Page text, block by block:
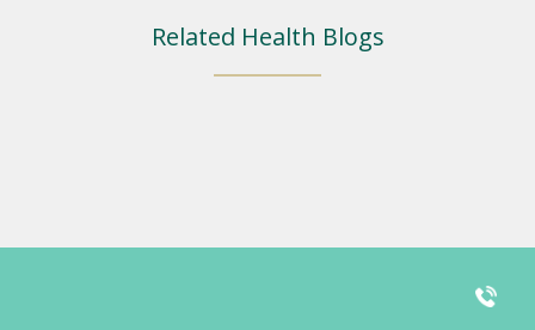
Related Health Blogs